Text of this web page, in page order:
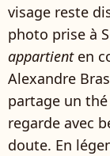
visage reste
photo prise à
appartienten
Alexandre
partage un
regarde avec
doute. En